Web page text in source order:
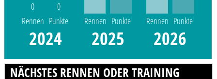
0
Rennen
0
Punkte
2024
Rennen Punkte
2025
Rennen Punkte
2026
NÄCHSTES RENNEN ODER TRAINING